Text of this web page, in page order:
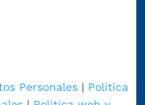
Personales| Política